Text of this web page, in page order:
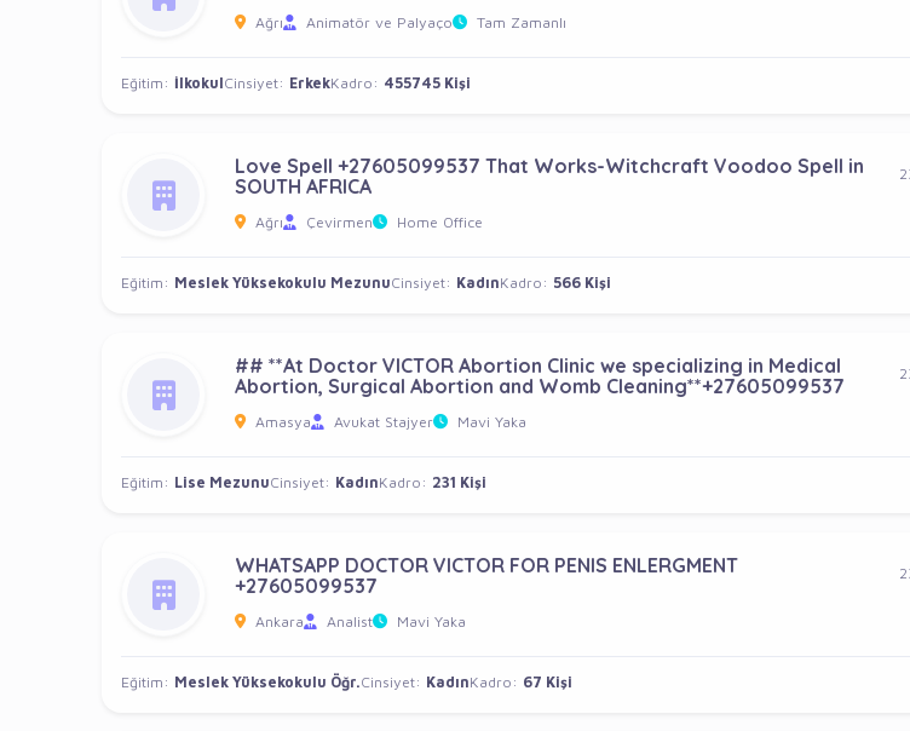
Ağrı Animatör ve Palyaço Tam Zamanlı
Eğitim: İlkokulCinsiyet: ErkekKadro: 455745 Kişi
Love Spell +27605099537 That Works-Witchcraft Voodoo Spell in
SOUTH AFRICA
Ağrı Çevirmen Home Office
Eğitim: Meslek Yüksekokulu MezunuCinsiyet: KadınKadro: 566 Kişi
## **At Doctor VICTOR Abortion Clinic we specializing in Medical
Abortion, Surgical Abortion and Womb Cleaning**+27605099537
Amasya Avukat Stajyer Mavi Yaka
Eğitim: Lise MezunuCinsiyet: KadınKadro: 231 Kişi
WHATSAPP DOCTOR VICTOR FOR PENIS ENLERGMENT
+27605099537
Ankara Analist Mavi Yaka
Eğitim: Meslek Yüksekokulu Öğr.Cinsiyet: KadınKadro: 67 Kişi